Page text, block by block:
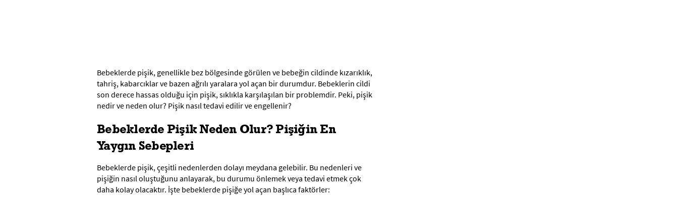
Bebeklerde pişik, genellikle bez bölgesinde görülen ve bebeğin cildinde kızarıklık,
tahriş, kabarcıklar ve bazen ağrılı yaralara yol açan bir durumdur. Bebeklerin cildi
son derece hassas olduğu için pişik, sıklıkla karşılaşılan bir problemdir. Peki, pişik
nedir ve neden olur? Pişik nasıl tedavi edilir ve engellenir?
Bebeklerde Pişik Neden Olur? Pişiğin En
Yaygın Sebepleri
Bebeklerde pişik, çeşitli nedenlerden dolayı meydana gelebilir. Bu nedenleri ve
pişiğin nasıl oluştuğunu anlayarak, bu durumu önlemek veya tedavi etmek çok
daha kolay olacaktır. İşte bebeklerde pişiğe yol açan başlıca faktörler: